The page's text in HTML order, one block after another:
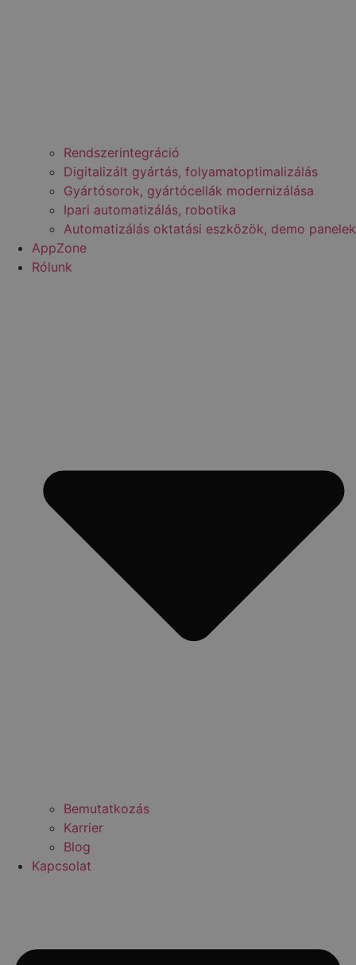
Rendszerintegráció
Digitalizált gyártás, folyamatoptimalizálás
Gyártósorok, gyártócellák modernizálása
Ipari automatizálás, robotika
Automatizálás oktatási eszközök, demo panelek
AppZone
Rólunk
Bemutatkozás
Karrier
Blog
Kapcsolat